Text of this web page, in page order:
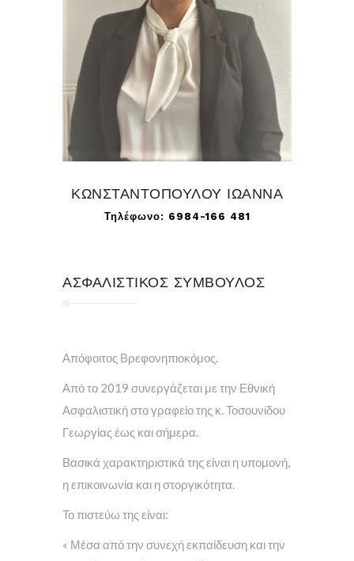
ΚΩΝΣΤΑΝΤΟΠΟΥΛΟΥ ΙΩΑΝΝΑ
Τηλέφωνο: 6984-166 481
ΑΣΦΑΛΙΣΤΙΚΟΣ ΣΥΜΒΟΥΛΟΣ
Απόφοιτος Βρεφονηπιοκόμος.
Από το 2019 συνεργάζεται με την Εθνική
Ασφαλιστική στο γραφείο της κ. Τοσουνίδου
Γεωργίας έως και σήμερα.
Βασικά χαρακτηριστικά της είναι η υπομονή,
η επικοινωνία και η στοργικότητα.
Το πιστεύω της είναι:
« Μέσα από την συνεχή εκπαίδευση και την